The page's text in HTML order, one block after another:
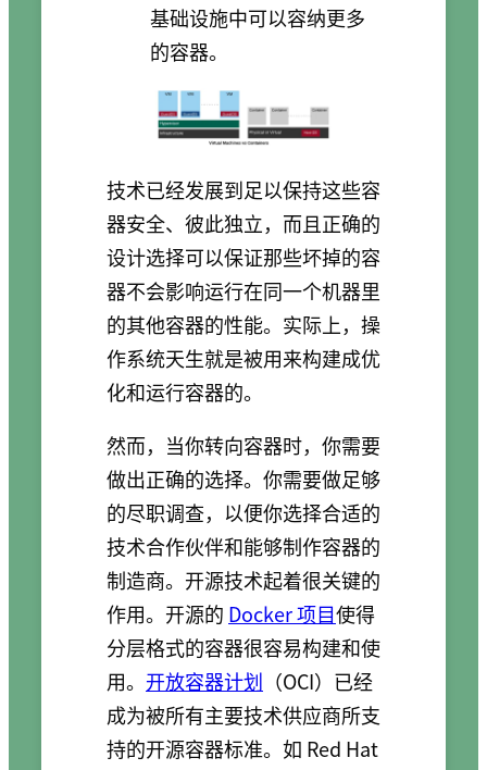
基础设施中可以容纳更多
的容器。
技术已经发展到足以保持这些容
器安全、彼此独立，而且正确的
设计选择可以保证那些坏掉的容
器不会影响运行在同一个机器里
的其他容器的性能。实际上，操
作系统天生就是被用来构建成优
化和运行容器的。
然而，当你转向容器时，你需要
做出正确的选择。你需要做足够
的尽职调查，以便你选择合适的
技术合作伙伴和能够制作容器的
制造商。开源技术起着很关键的
作用。开源的 Docker 项目使得
分层格式的容器很容易构建和使
用。 开放容器计划 （OCI）已经
成为被所有主要技术供应商所支
持的开源容器标准。如 Red Hat